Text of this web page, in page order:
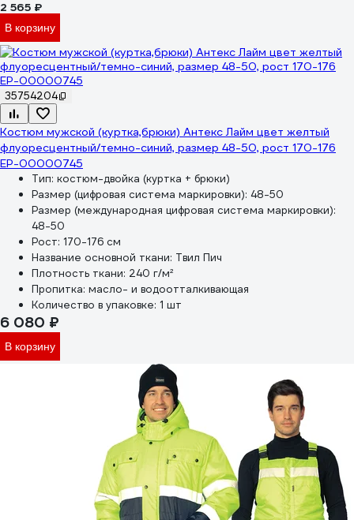
2 565 ₽
В корзину
35754204
Костюм мужской (куртка,брюки) Антекс Лайм цвет желтый
флуоресцентный/темно-синий, размер 48-50, рост 170-176
ЕР-00000745
Тип: костюм-двойка (куртка + брюки)
Размер (цифровая система маркировки): 48-50
Размер (международная цифровая система маркировки):
48-50
Рост: 170-176 см
Название основной ткани: Твил Пич
Плотность ткани: 240 г/м²
Пропитка: масло- и водоотталкивающая
Количество в упаковке: 1 шт
6 080 ₽
В корзину